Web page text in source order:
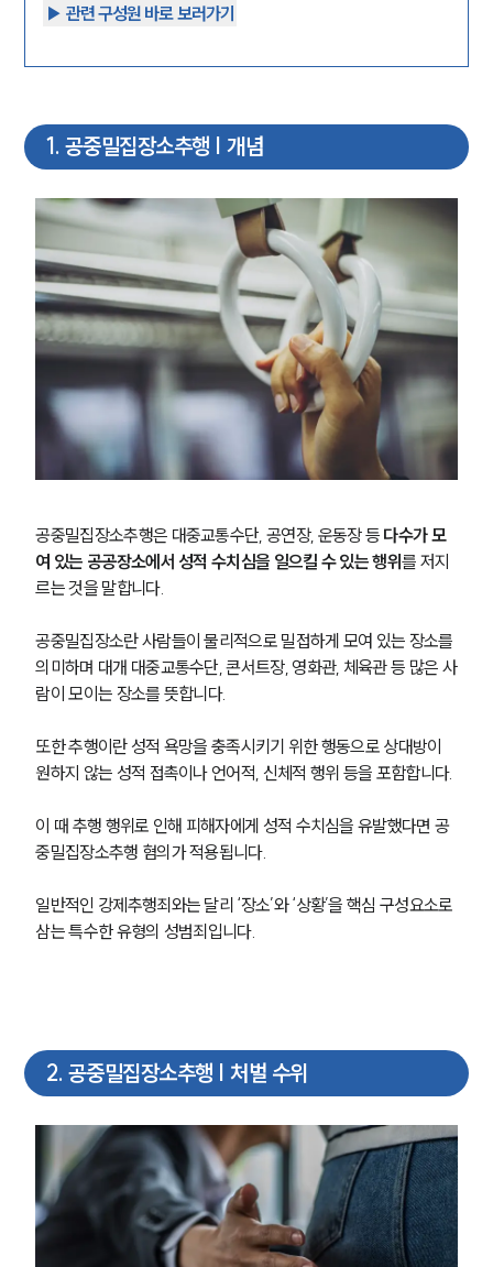
▶︎ 관련 구성원 바로 보러가기
1 . 공중밀집장소추행 | 개념
공중밀집장소추행은 대중교통수단, 공연장, 운동장 등 다수가 모
여 있는 공공장소에서 성적 수치심을 일으킬 수 있는 행위를 저지
르는 것을 말합니다.
공중밀집장소란 사람들이 물리적으로 밀접하게 모여 있는 장소를
의미하며 대개 대중교통수단, 콘서트장, 영화관, 체육관 등 많은 사
람이 모이는 장소를 뜻합니다.
또한 추행이란 성적 욕망을 충족시키기 위한 행동으로 상대방이
원하지 않는 성적 접촉이나 언어적, 신체적 행위 등을 포함합니다.
이 때 추행 행위로 인해 피해자에게 성적 수치심을 유발했다면 공
중밀집장소추행 혐의가 적용됩니다.
일반적인 강제추행죄와는 달리 ‘장소’와 ‘상황’을 핵심 구성요소로
삼는 특수한 유형의 성범죄입니다.
2. 공중밀집장소추행 | 처벌 수위